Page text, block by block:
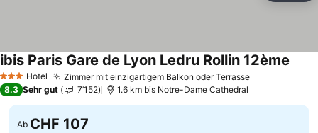
3 SterneHotel Zimmer mit einzigartigem Balkon oder TerrassePreise sehen
ibis Paris Gare de Lyon Ledru Rollin 12ème
8.3 Sehr gut 7’152 1.6 km bis Notre-Dame Cathedral
Ab CHF 107